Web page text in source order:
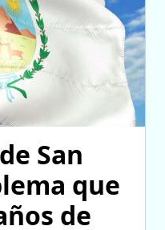
San
que
de